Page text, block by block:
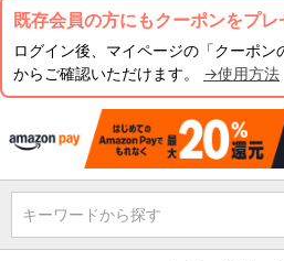
既存会員の方にもクーポンをプレ
ログイン後、マイページの「クーポン
からご確認いただけます。 →使用方法
キーワードから探す